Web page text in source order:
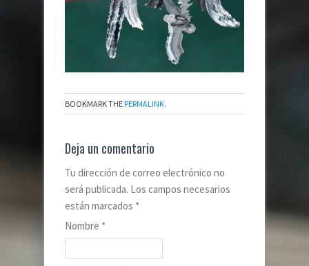
BOOKMARK THEPERMALINK.
Deja un comentario
Tu dirección de correo electrónico no
será publicada. Los campos necesarios
están marcados *
Nombre *